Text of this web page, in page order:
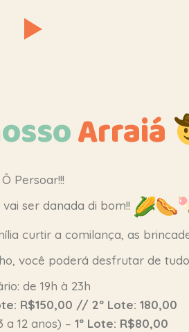
Arraiá
Ô Persoar!!!
ser danada di bom!!
curtir a comilança, as
você poderá desfrutar de tudo
de 19h à 23h
R$150,00 // 2º Lote: 180,00
12 anos) – 1º Lote: R$80,00